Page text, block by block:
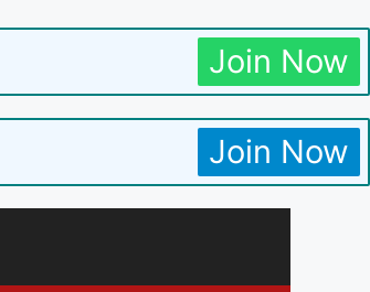
Join Now
Join Now